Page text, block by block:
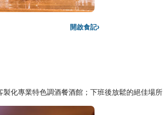
開啟食記›
化專業特色調酒餐酒館；下班後放鬆的絕佳場所